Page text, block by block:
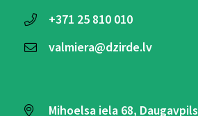
+371 25 810 010
valmiera@dzirde.lv
Mihoelsa iela 68, Daugavpils